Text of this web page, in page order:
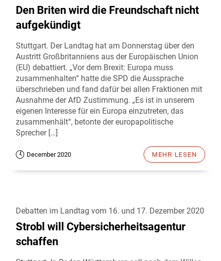
Den Briten wird die Freundschaft nicht
aufgekündigt
Stuttgart. Der Landtag hat am Donnerstag über den
Austritt Großbritanniens aus der Europäischen Union
(EU) debattiert. „Vor dem Brexit: Europa muss
zusammenhalten“ hatte die SPD die Aussprache
überschrieben und fand dafür bei allen Fraktionen mit
Ausnahme der AfD Zustimmung. „Es ist in unserem
eigenen Interesse für ein Europa einzutreten, das
zusammenhält“, betonte der europapolitische
Sprecher […]
December 2020 MEHR LESEN
Debatten im Landtag vom 16. und 17. Dezember 2020
Strobl will Cybersicherheitsagentur
schaffen